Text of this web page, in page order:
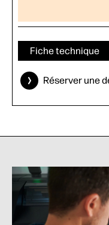
Fiche technique
Réserver une